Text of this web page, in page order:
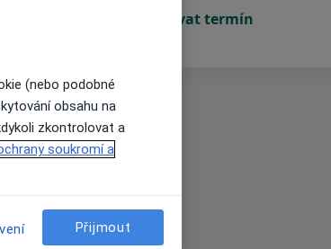
Rezervovat termín
(nebo podobné
obsahu na
zkontrolovat a
soukromí a
Přijmout